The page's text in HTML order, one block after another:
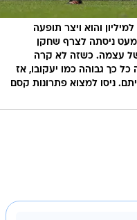
והוא ויצר תופעה
ניסתה לצרף שחקן
עצמה. כשזה לא קרה
כך גבוהה כמו יעקובו, אז
ניסו למצוא פתרונות קסם